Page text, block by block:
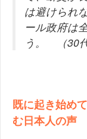
は避けられ
ール政府は
う。 （30
既に起き始め
む日本人の声